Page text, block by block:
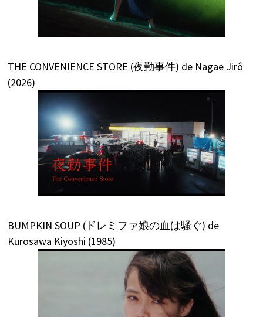
THE CONVENIENCE STORE (夜勤事件) de Nagae Jirô
(2026)
BUMPKIN SOUP (ドレミファ娘の血は騒ぐ) de
Kurosawa Kiyoshi (1985)